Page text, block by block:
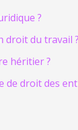
?
droit du travail ?
héritier ?
de droit des